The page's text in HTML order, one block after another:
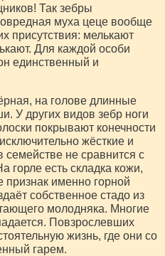
Так зебры
муха цеце вообще
присутствия: мелькают
Для каждой особи
единственный и
на голове длинные
У других видов зебр ноги
покрывают конечности
жёсткие и
не сравнится с
горле есть складка кожи,
именно горной
собственное стадо из
молодняка. Многие
Повзрослевших
жизнь, где они со
гарем.